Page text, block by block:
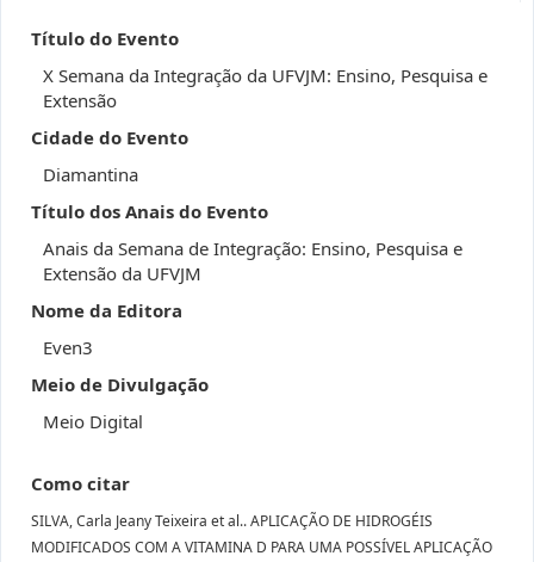
Título do Evento
X Semana da Integração da UFVJM: Ensino, Pesquisa e
Extensão
Cidade do Evento
Diamantina
Título dos Anais do Evento
Anais da Semana de Integração: Ensino, Pesquisa e
Extensão da UFVJM
Nome da Editora
Even3
Meio de Divulgação
Meio Digital
Como citar
SILVA, Carla Jeany Teixeira et al.. APLICAÇÃO DE HIDROGÉIS
MODIFICADOS COM A VITAMINA D PARA UMA POSSÍVEL APLICAÇÃO